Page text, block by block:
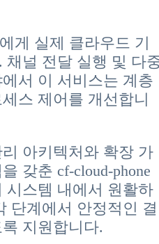
게 실제 클라우드 기
채널 전달 실행 및 다
서 이 서비스는 계층
스 제어를 개선합니
아키텍처와 확장 가
갖춘 cf-cloud-phone
시스템 내에서 원활하
단계에서 안정적인 결
지원합니다.